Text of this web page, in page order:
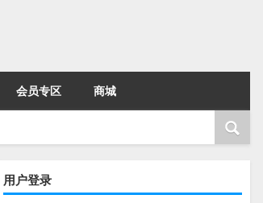
会员专区 商城
用户登录